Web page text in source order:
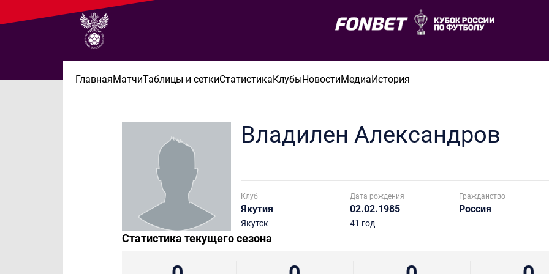
ГлавнаяМатчиТаблицы и сеткиСтатистикаКлубыНовостиМедиаИстория
Владилен Александров
Клуб
Якутия
Якутск
Дата рождения
02.02.1985
41 год
Гражданство
Россия
Статистика текущего сезона